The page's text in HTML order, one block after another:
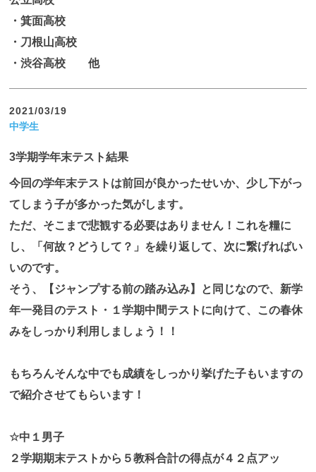
・箕面高校
・刀根山高校
・渋谷高校 他
2021/03/19
中学生
3学期学年末テスト結果
今回の学年末テストは前回が良かったせいか、少し下がっ
てしまう子が多かった気がします。
ただ、そこまで悲観する必要はありません！これを糧に
し、「何故？どうして？」を繰り返して、次に繋げればい
いのです。
そう、【ジャンプする前の踏み込み】と同じなので、新学
年一発目のテスト・１学期中間テストに向けて、この春休
みをしっかり利用しましょう！！
もちろんそんな中でも成績をしっかり挙げた子もいますの
で紹介させてもらいます！
☆中１男子
２学期期末テストから５教科合計の得点が４２点アッ